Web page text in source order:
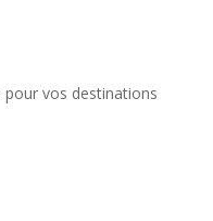
vos destinations